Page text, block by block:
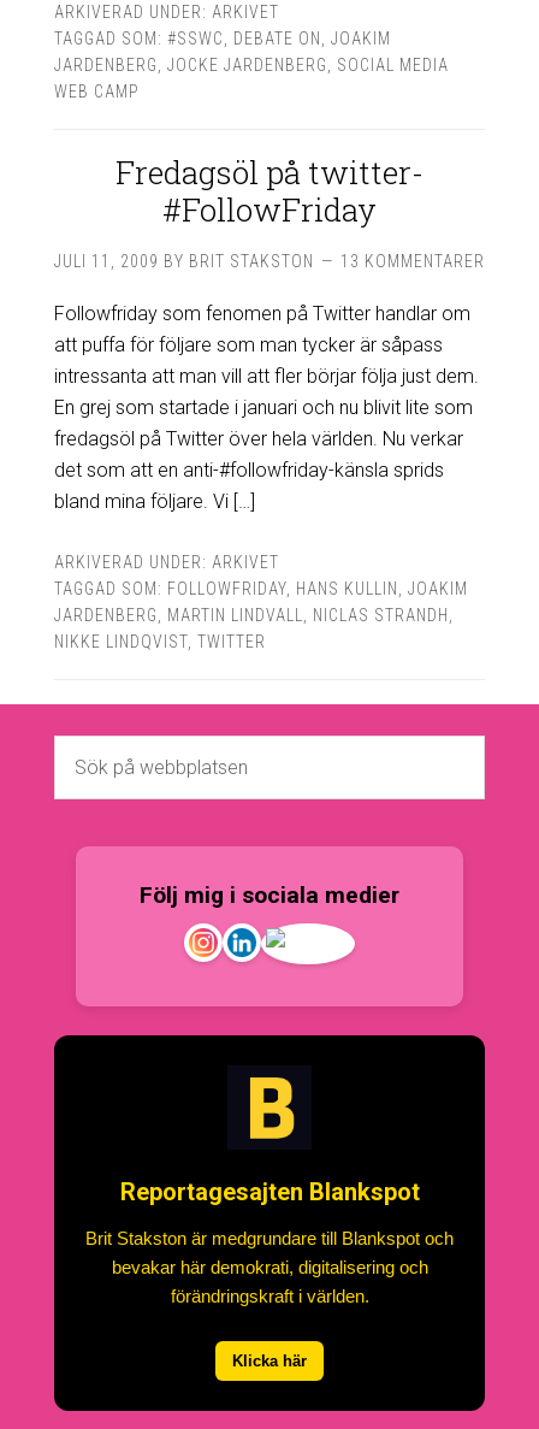
ARKIVERAD UNDER: ARKIVET
TAGGAD SOM: #SSWC DEBATE ON
JOAKIM
JARDENBERG
JOCKE JARDENBERG
SOCIAL MEDIA
WEB CAMP
Fredagsöl på twitter-
#FollowFriday
JULI 11, 2009 BY BRIT STAKSTON 13 KOMMENTARER
Followfriday som fenomen på Twitter handlar om
att puffa för följare som man tycker är såpass
intressanta att man vill att fler börjar följa just dem.
En grej som startade i januari och nu blivit lite som
fredagsöl på Twitter över hela världen. Nu verkar
det som att en anti-#followfriday-känsla sprids
bland mina följare. Vi […]
ARKIVERAD UNDER: ARKIVET
TAGGAD SOM: FOLLOWFRIDAY, HANS KULLIN
JOAKIM
JARDENBERG
MARTIN LINDVALL NICLAS STRANDH
NIKKE LINDQVIST, TWITTER
Följ mig i sociala medier
Reportagesajten Blankspot
Brit Stakston är medgrundare till Blankspot och
bevakar här demokrati, digitalisering och
förändringskraft i världen.
Klicka här